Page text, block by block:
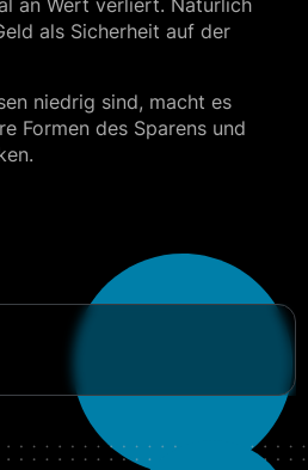
an Wert verliert. Natürlich
als Sicherheit auf der
niedrig sind, macht es
Formen des Sparens und